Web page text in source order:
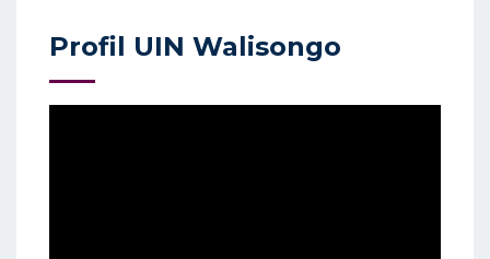
Profil UIN Walisongo